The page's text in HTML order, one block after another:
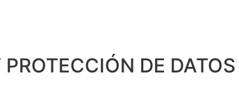
DE DATOS